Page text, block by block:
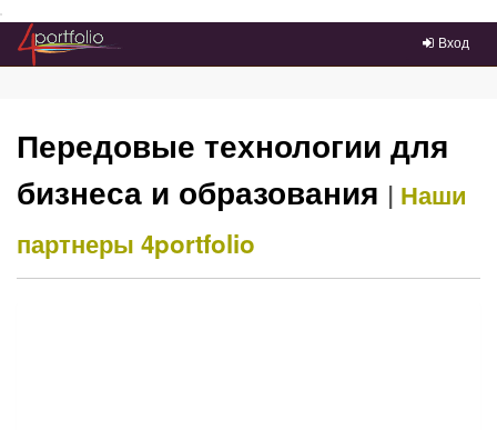
Преейти на главное меню
Вход
Передовые технологии для
бизнеса и образования | Наши
партнеры 4portfolio